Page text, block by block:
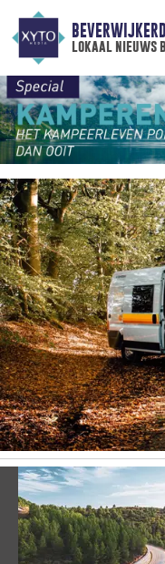
lokaal nieuws
Vorige